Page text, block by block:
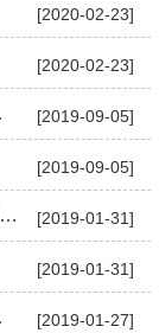
[2020-02-23]
[2020-02-23]
[2019-09-05]
[2019-09-05]
[2019-01-31]
[2019-01-31]
[2019-01-27]